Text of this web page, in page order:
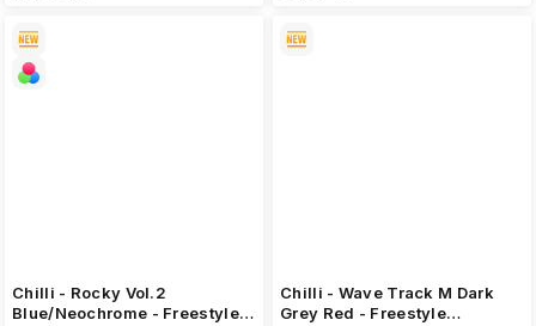
Chilli - Rocky Vol.2
Blue/Neochrome - Freestyle
Chilli - Wave Track M Dark
Grey Red - Freestyle